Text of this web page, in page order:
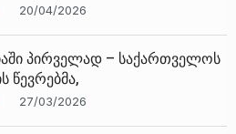
20/04/2026
პირველად – საქართველოს
წევრებმა,
27/03/2026